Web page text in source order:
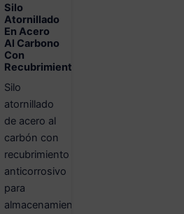
Silo
Atornillado
En Acero
Al Carbono
Con
Recubrimiento
Silo
atornillado
de acero al
carbón con
recubrimiento
anticorrosivo
para
almacenamiento